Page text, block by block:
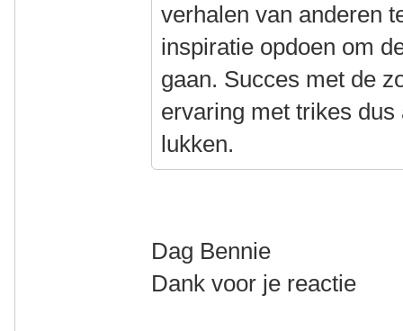
verhalen van anderen
inspiratie opdoen om
gaan. Succes met de
ervaring met trikes
lukken.
Dag Bennie
Dank voor je reactie